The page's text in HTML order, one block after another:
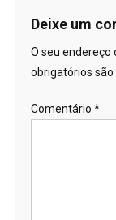
Deixe um
O seu endereço
obrigatórios
Comentário *